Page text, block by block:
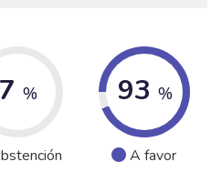
7 % 93 %
A favor